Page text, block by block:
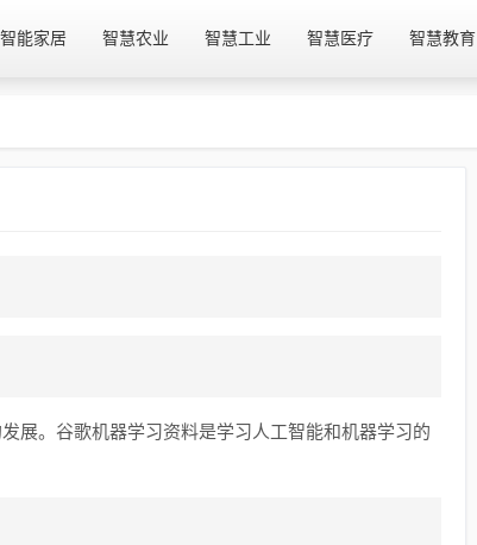
智能家居 智慧农业 智慧工业 智慧医疗 智慧教育
展。谷歌机器学习资料是学习人工智能和机器学习的